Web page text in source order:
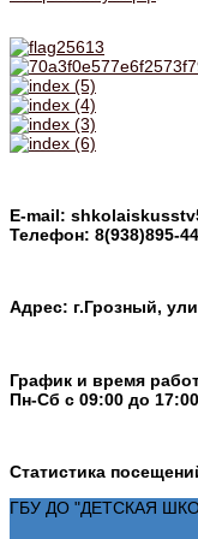
E-mail:
Телефон: 8(938)895-
Адрес: г.Грозный,
График и время
Пн-Cб с 09:00 до 17:00
Статистика
ГБУ ДО "ДЕТСКАЯ